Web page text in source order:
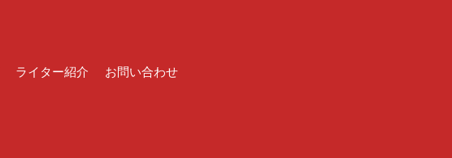
ライター紹介 お問い合わせ